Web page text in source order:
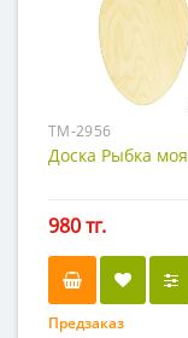
TM-2956
Доска Рыбка моя
980 тг.
Предзаказ